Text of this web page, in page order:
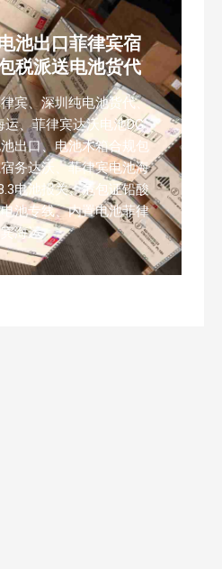
池出口菲律宾宿
税派送电池货代
宾、深圳纯电池货代、
、菲律宾达沃电池DG
出口、电池木箱合规包
务达沃、菲律宾电池海
电池报关、危包证铅酸
池专线、内置电池菲律
宾海运